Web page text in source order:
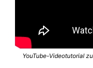
YouTube-Videotutorial